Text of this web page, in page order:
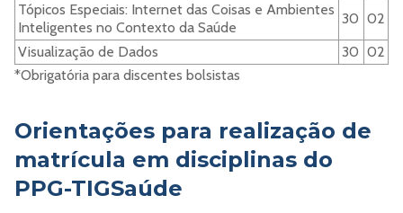
Tópicos Especiais: Internet das Coisas e Ambientes
Inteligentes no Contexto da Saúde
30 02
Visualização de Dados
30 02
*Obrigatória para discentes bolsistas
Orientações para realização de
matrícula em disciplinas do
PPG-TIGSaúde